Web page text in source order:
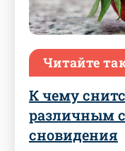
Читайте
К чему
различным
сновидения